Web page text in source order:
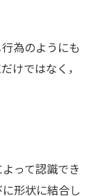
為のようにも
けではなく，
って認識でき
形状に結合し